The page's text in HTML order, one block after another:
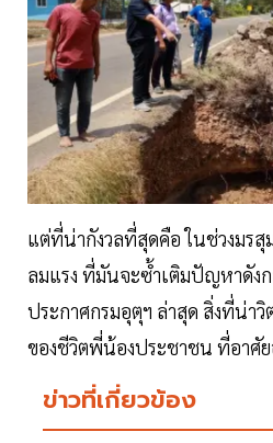
แต่ที่น่ากังวลที่สุดคือ ในช่วงมร
ลมแรง ที่มันจะซ้ำเติมปัญหาดัง
ประกาศกรมอุตุฯ ล่าสุด สิ่งที่น่า
ของชีวิตพี่น้องประชาชน ที่อาศั
ข่าวที่เกี่ยวข้อง